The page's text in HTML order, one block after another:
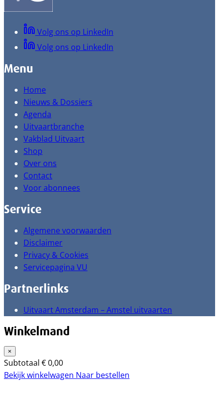
Volg ons op LinkedIn
Volg ons op LinkedIn
Menu
Home
Nieuws & Dossiers
Agenda
Uitvaartbranche
Vakblad Uitvaart
Shop
Over ons
Contact
Voor abonnees
Service
Algemene voorwaarden
Disclaimer
Privacy & Cookies
Servicepagina VU
Partnerlinks
Uitvaart Amsterdam – Amstel uitvaarten
Winkelmand
×
Subtotaal €0,00
Bekijk winkelwagen Naar bestellen